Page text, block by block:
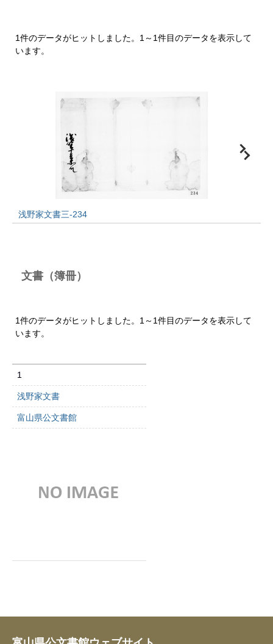
1件のデータがヒットしました。1～1件目のデータを表示して
います。
浅野家文書三-234
文書（簿冊）
1件のデータがヒットしました。1～1件目のデータを表示して
います。
1
浅野家文書
富山県公文書館